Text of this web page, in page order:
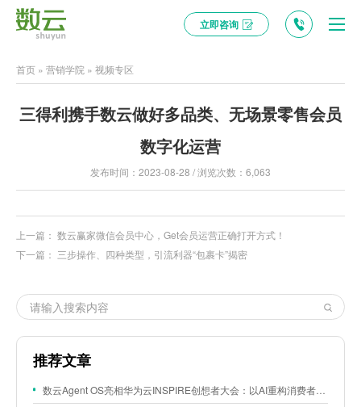
立即咨询
首页 » 营销学院 » 视频专区
三得利携手数云做好多品类、无场景零售会员
数字化运营
发布时间：2023-08-28 / 浏览次数：6,063
上一篇： 数云赢家微信会员中心，Get会员运营正确打开方式！
下一篇： 三步操作、四种类型，引流利器“包裹卡”揭密
推荐文章
数云Agent OS亮相华为云INSPIRE创想者大会：以AI重构消费者运营与零售营销新范式